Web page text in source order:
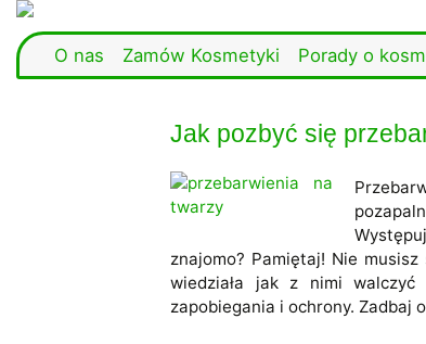
O nas
Zamów Kosmetyki Porady o
Jak pozbyć się
znajomo? Pamiętaj! Nie
wiedziała jak z nimi walczyć
zapobiegania i ochrony. Zadbaj